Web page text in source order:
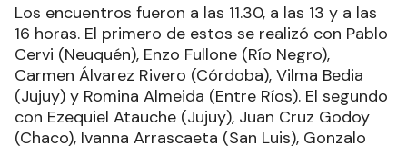
Los encuentros fueron a las 11.30, a las 13 y a las
16 horas. El primero de estos se realizó con Pablo
Cervi (Neuquén), Enzo Fullone (Río Negro),
Carmen Álvarez Rivero (Córdoba), Vilma Bedia
(Jujuy) y Romina Almeida (Entre Ríos). El segundo
con Ezequiel Atauche (Jujuy), Juan Cruz Godoy
(Chaco), Ivanna Arrascaeta (San Luis), Gonzalo